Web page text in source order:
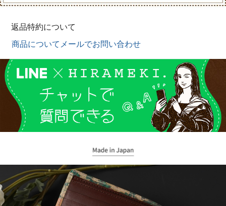
返品特約について
商品についてメールでお問い合わせ